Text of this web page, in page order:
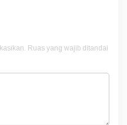
Ruas yang wajib ditandai